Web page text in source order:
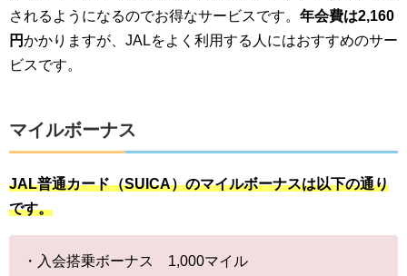
されるようになるのでお得なサービスです。 年会費は2,160
円かかりますが、JALをよく利用する人にはおすすめのサー
ビスです。
マイルボーナス
JAL普通カード（SUICA）のマイルボーナスは以下の通り
です。
・入会搭乗ボーナス 1,000マイル